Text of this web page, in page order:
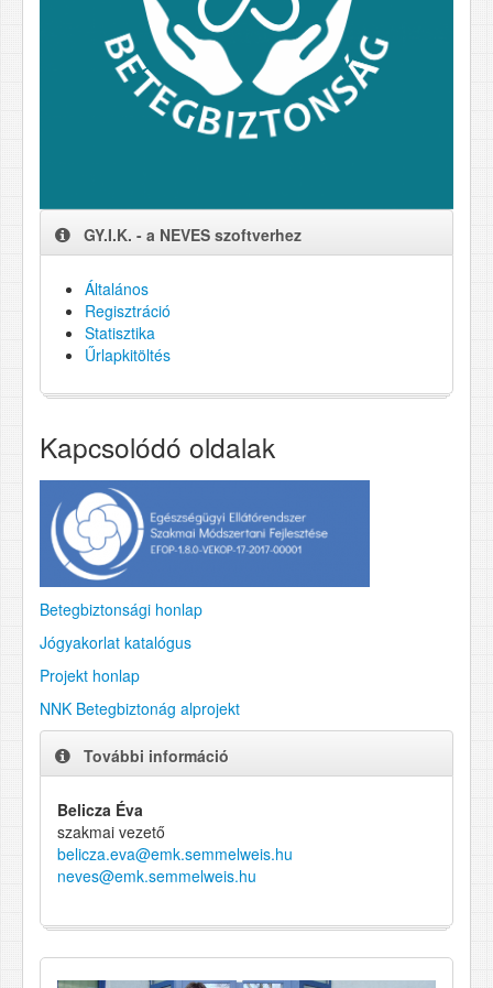
GY.I.K. - a NEVES szoftverhez
Általános
Regisztráció
Statisztika
Űrlapkitöltés
Kapcsolódó oldalak
Betegbiztonsági honlap
Jógyakorlat katalógus
Projekt honlap
NNK Betegbiztonág alprojekt
További információ
Belicza Éva
szakmai vezető
belicza.eva@emk.semmelweis.hu
neves@emk.semmelweis.hu